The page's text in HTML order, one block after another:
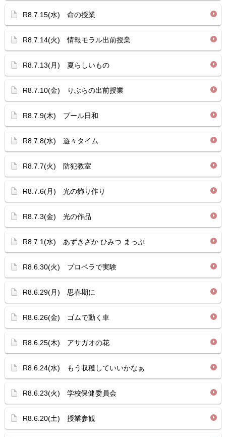
R8.7.15(水) 命の授業
R8.7.14(火) 情報モラル出前授業
R8.7.13(月) 夏らしいもの
R8.7.10(金) りぶらの出前授業
R8.7.9(木) プール日和
R8.7.8(水) 遊々タイム
R8.7.7(火) 防犯教室
R8.7.6(月) 光の飾り作り
R8.7.3(金) 光の作品
R8.7.1(水) あずきざか ひみつ まっぷ
R8.6.30(火) プロペラで実験
R8.6.29(月) 思春期に
R8.6.26(金) ゴムで動く車
R8.6.25(木) アサガオの花
R8.6.24(水) もう収穫していいかなぁ
R8.6.23(火) 学校保健委員会
R8.6.20(土) 授業参観